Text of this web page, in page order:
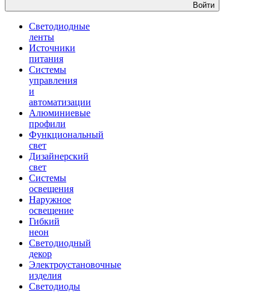
Войти
Светодиодные
ленты
Источники
питания
Системы
управления
и
автоматизации
Алюминиевые
профили
Функциональный
свет
Дизайнерский
свет
Системы
освещения
Наружное
освещение
Гибкий
неон
Светодиодный
декор
Электроустановочные
изделия
Светодиоды